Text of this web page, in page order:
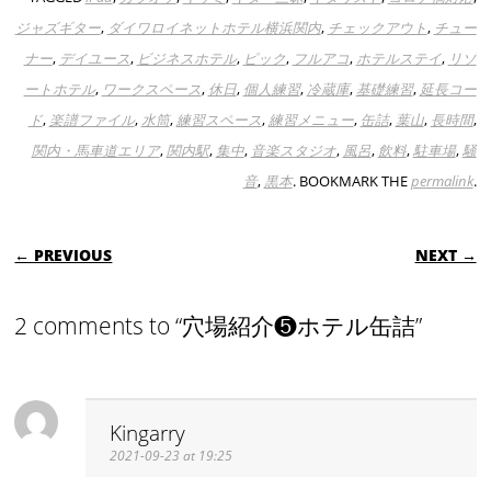
ジャズギター, ダイワロイネットホテル横浜関内, チェックアウト, チュー
ナー, デイユース, ビジネスホテル, ピック, フルアコ, ホテルステイ, リゾ
ートホテル, ワークスペース, 休日, 個人練習, 冷蔵庫, 基礎練習, 延長コー
ド, 楽譜ファイル,水筒,練習スペース,練習メニュー, 缶詰, 葉山, 長時間,
関内・馬車道エリア,関内駅, 集中, 音楽スタジオ, 風呂, 飲料,駐車場,騒
音, 黒本. BOOKMARK THEpermalink.
POST NAVIGATION
← PREVIOUS NEXT →
2 comments to “穴場紹介❺ホテル缶詰”
Kingarry
2021-09-23 at 19:25